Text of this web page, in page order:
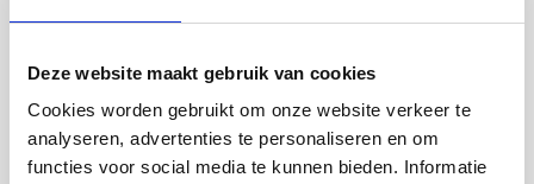
Deze website maakt gebruik van cookies
Cookies worden gebruikt om onze website verkeer te
analyseren, advertenties te personaliseren en om
functies voor social media te kunnen bieden. Informatie